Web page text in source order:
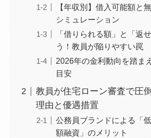
【年収別】借入可能額と
シミュレーション
「借りられる額」と「返
う！教員が陥りやすい罠
2026年の金利動向を踏ま
目安
教員が住宅ローン審査で圧
理由と優遇措置
公務員ブランドによる「
額融資」のメリット